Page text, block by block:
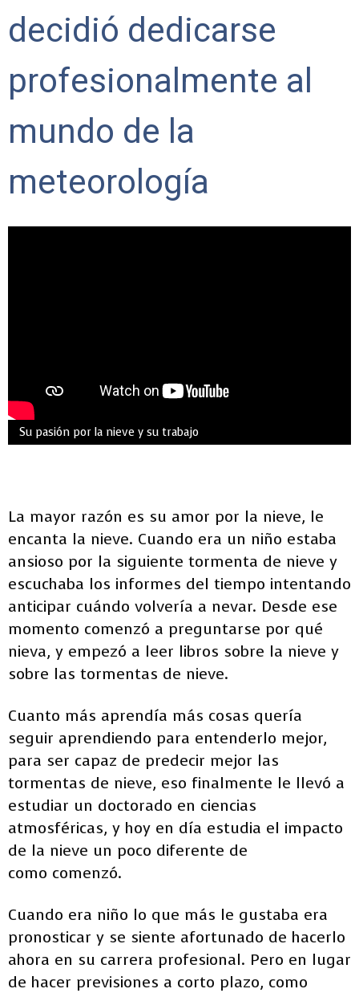
decidió dedicarse
profesionalmente al
mundo de la
meteorología
Su pasión por la nieve y su trabajo
La mayor razón es su amor por la nieve, le
encanta la nieve. Cuando era un niño estaba
ansioso por la siguiente tormenta de nieve y
escuchaba los informes del tiempo intentando
anticipar cuándo volvería a nevar. Desde ese
momento comenzó a preguntarse por qué
nieva, y empezó a leer libros sobre la nieve y
sobre las tormentas de nieve.
Cuanto más aprendía más cosas quería
seguir aprendiendo para entenderlo mejor,
para ser capaz de predecir mejor las
tormentas de nieve, eso finalmente le llevó a
estudiar un doctorado en ciencias
atmosféricas, y hoy en día estudia el impacto
de la nieve un poco diferente de
como comenzó.
Cuando era niño lo que más le gustaba era
pronosticar y se siente afortunado de hacerlo
ahora en su carrera profesional. Pero en lugar
de hacer previsiones a corto plazo, como